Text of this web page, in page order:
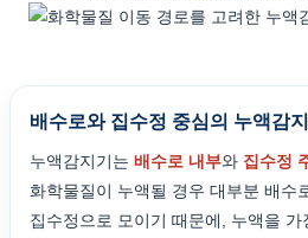
배수로와 집수정 중심의 누액감
누액감지기는 배수로 내부와 집수정
화학물질이 누액될 경우 대부분 배수
집수정으로 모이기 때문에, 누액을